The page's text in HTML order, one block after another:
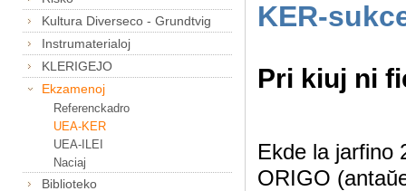
Kultura Diverseco - Grundtvig
Instrumaterialoj
KLERIGEJO
Ekzamenoj
Referenckadro
UEA-KER
UEA-ILEI
Naciaj
Biblioteko
KER-
Pri kiuj ni
Ekde la jarfino
ORIGO